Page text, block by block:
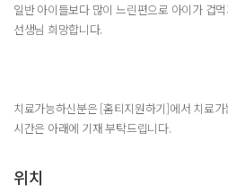
일반 아이들보다 많이 느린편으로 아이가 겁
선생님 희망합니다.
치료가능하신분은 [홈티지원하기]에서 치료
시간은 아래에 기재 부탁드립니다.
위치